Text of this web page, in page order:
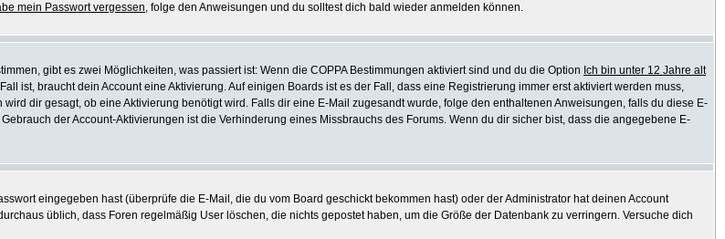
mein Passwort vergessen, folge den Anweisungen und du solltest dich bald wieder anmelden können.
gibt es zwei Möglichkeiten, was passiert ist: Wenn die COPPA Bestimmungen aktiviert sind und du die Option Ich bin unter 12 Jahre alt
ist, braucht dein Account eine Aktivierung. Auf einigen Boards ist es der Fall, dass eine Registrierung immer erst aktiviert werden muss,
dir gesagt, ob eine Aktivierung benötigt wird. Falls dir eine E-Mail zugesandt wurde, folge den enthaltenen Anweisungen, falls du diese E-
der Account-Aktivierungen ist die Verhinderung eines Missbrauchs des Forums. Wenn du dir sicher bist, dass die angegebene E-
eingegeben hast (überprüfe die E-Mail, die du vom Board geschickt bekommen hast) oder der Administrator hat deinen Account
üblich, dass Foren regelmäßig User löschen, die nichts gepostet haben, um die Größe der Datenbank zu verringern. Versuche dich